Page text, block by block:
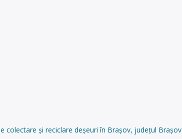
colectare și reciclare deșeuri în Brașov, județul Brașov